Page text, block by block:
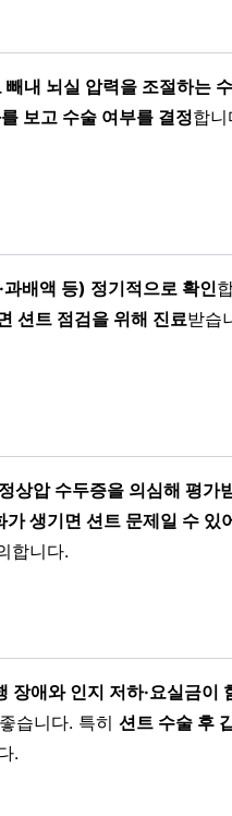
내 뇌실 압력을 조절하는
보고 수술 여부를 결정합
배액 등) 정기적으로 확인
션트 점검을 위해 진료받습
상압 수두증을 의심해 평가
가 생기면 션트 문제일 수 있
합니다.
애와 인지 저하·요실금이
습니다. 특히 션트 수술 후
.